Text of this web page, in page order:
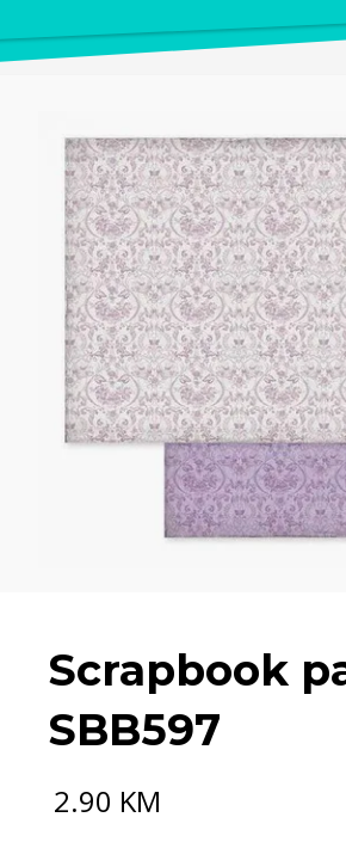
Scrapbook
SBB597
2.90 KM